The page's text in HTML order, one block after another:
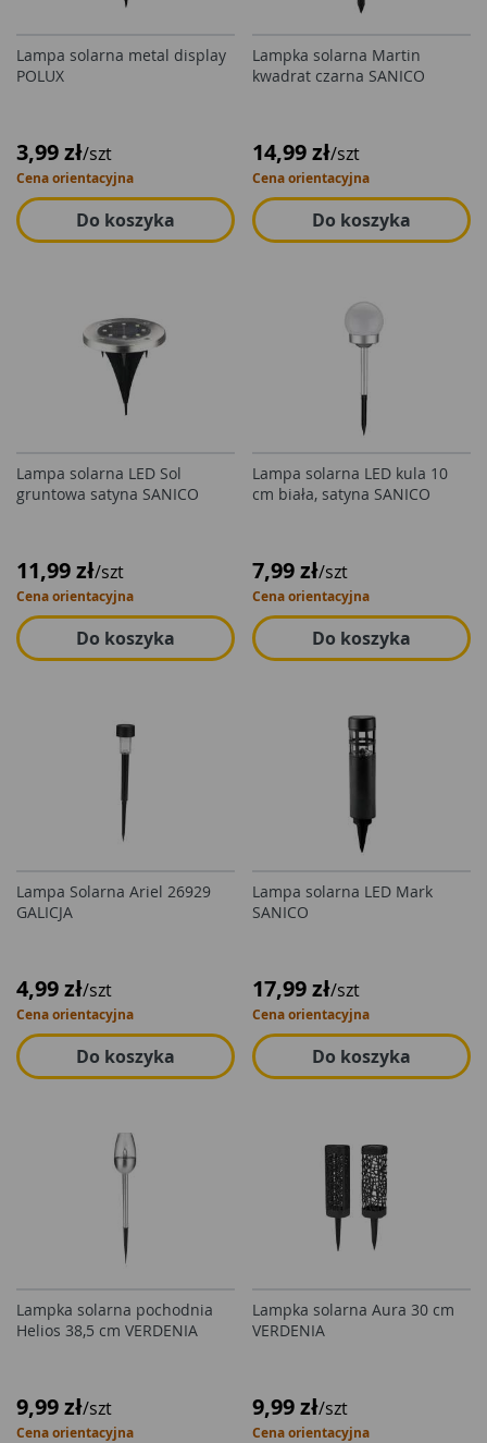
Lampa solarna metal display
POLUX
3,99 zł/szt
Cena orientacyjna
Do koszyka
Lampka solarna Martin
kwadrat czarna SANICO
14,99 zł/szt
Cena orientacyjna
Do koszyka
Lampa solarna LED Sol
gruntowa satyna SANICO
11,99 zł/szt
Cena orientacyjna
Do koszyka
Lampa solarna LED kula 10
cm biała, satyna SANICO
7,99 zł/szt
Cena orientacyjna
Do koszyka
Lampa Solarna Ariel 26929
GALICJA
4,99 zł/szt
Cena orientacyjna
Do koszyka
Lampa solarna LED Mark
SANICO
17,99 zł/szt
Cena orientacyjna
Do koszyka
Lampka solarna pochodnia
Helios 38,5 cm VERDENIA
9,99 zł/szt
Cena orientacyjna
Lampka solarna Aura 30 cm
VERDENIA
9,99 zł/szt
Cena orientacyjna